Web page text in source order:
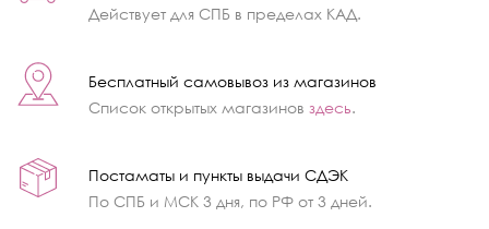
Действует для СПБ в пределах КАД.
Бесплатный самовывоз из магазинов
Список открытых магазинов здесь.
Постаматы и пункты выдачи СДЭК
По СПБ и МСК 3 дня, по РФ от 3 дней.